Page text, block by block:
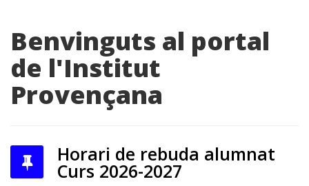
Benvinguts al portal
de l'Institut
Provençana
Horari de rebuda alumnat
Curs 2026-2027